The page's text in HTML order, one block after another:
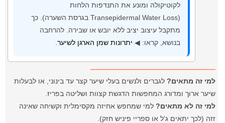
לקוטיקולה ומונע את התנדפות הלחות
(Transepidermal Water Loss בגרסת השערה). כך
מתקבל עיצוב יציב ללא יובש או שבירה. להרחבה
בנושא, קראו: ◀ יתרונות שמן הארגן לשיער
למי זה מתאים? לגברים ולנשים בעלי שיער קצר עד בינוני, או לבעלות
שיער ארוך ומדורג המחפשות הדגשת קצוות ושליטה בפריז.
למי זה לא מתאים? למי שמחפש אחיזה מקסימלית וקשיחה שאינה
זזה (לכך יתאים ג'ל או ספריי פיניש חזק).